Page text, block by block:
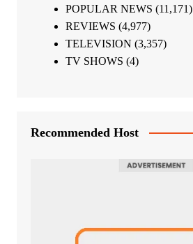
POPULAR NEWS (11,171)
REVIEWS (4,977)
TELEVISION (3,357)
TV SHOWS (4)
Recommended Host